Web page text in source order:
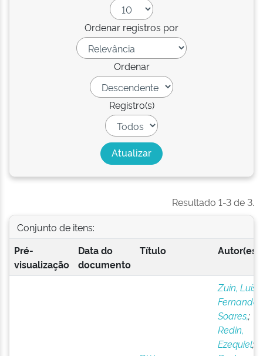
Ordenar registros por
Ordenar
Registro(s)
Resultado 1-3 de 3.
Conjunto de itens:
Pré-
visualização
Data do
documento
Título Autor(es)
Zuin, Luís
Fernando
Soares,;
Redin,
Ezequiel;